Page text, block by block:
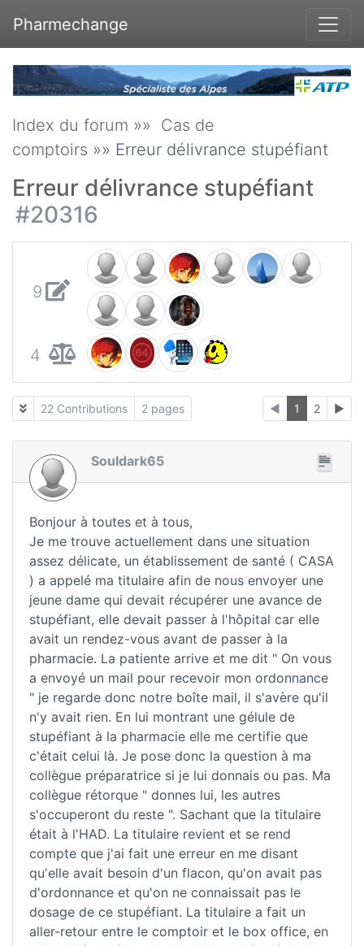
Pharmechange
Index du forum »» Cas de
comptoirs »» Erreur délivrance stupéfiant
Erreur délivrance stupéfiant
#20316
9
4
22 Contributions 2 pages ◄ 1 2 ►
Souldark65
Bonjour à toutes et à tous,
Je me trouve actuellement dans une situation
assez délicate, un établissement de santé ( CASA
) a appelé ma titulaire afin de nous envoyer une
jeune dame qui devait récupérer une avance de
stupéfiant, elle devait passer à l'hôpital car elle
avait un rendez-vous avant de passer à la
pharmacie. La patiente arrive et me dit " On vous
a envoyé un mail pour recevoir mon ordonnance
" je regarde donc notre boîte mail, il s'avère qu'il
n'y avait rien. En lui montrant une gélule de
stupéfiant à la pharmacie elle me certifie que
c'était celui là. Je pose donc la question à ma
collègue préparatrice si je lui donnais ou pas. Ma
collègue rétorque " donnes lui, les autres
s'occuperont du reste ". Sachant que la titulaire
était à l'HAD. La titulaire revient et se rend
compte que j'ai fait une erreur en me disant
qu'elle avait besoin d'un flacon, qu'on avait pas
d'ordonnance et qu'on ne connaissait pas le
dosage de ce stupéfiant. La titulaire a fait un
aller-retour entre le comptoir et le box office, en